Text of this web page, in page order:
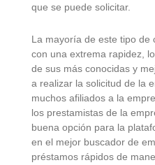
que se puede solicitar.
La mayoría de este tipo de
con una extrema rapidez,
de sus más conocidas y
a realizar la solicitud de la
muchos afiliados a la
los prestamistas de la
buena opción para la
en el mejor buscador de
préstamos rápidos de